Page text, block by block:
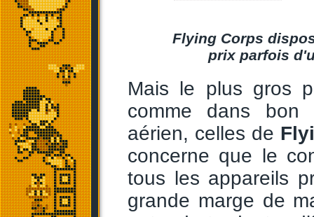
Flying Corps
prix parfois
Mais le plus gros
comme dans bon
aérien, celles de
concerne que le
tous les appareils
grande marge de